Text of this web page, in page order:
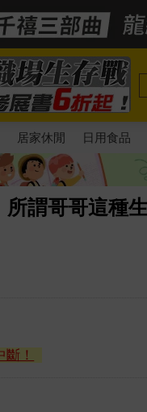
居家休閒 日用食品
謂哥哥這種
！